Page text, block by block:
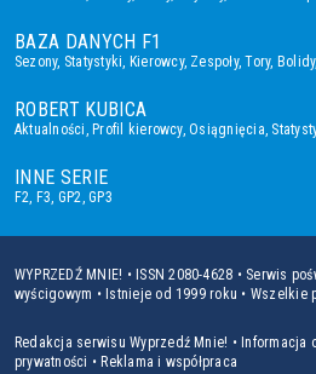
BAZA DANYCH F1
Sezony, Statystyki, Kierowcy, Zespoły,Tory, Bolidy,
ROBERT KUBICA
Aktualności, Profil kierowcy,Osiągnięcia,
INNE SERIE
F2, F3, GP2,GP3
WYPRZEDŹ MNIE! • ISSN 2080-4628 • Serwis
wyścigowym • Istnieje od 1999 roku • Wszelkie
Redakcja serwisu Wyprzedź Mnie! • Informacja
prywatności • Reklama i współpraca